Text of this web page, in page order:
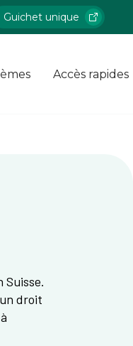
Guichet unique
Accès rapides
Suisse.
droit